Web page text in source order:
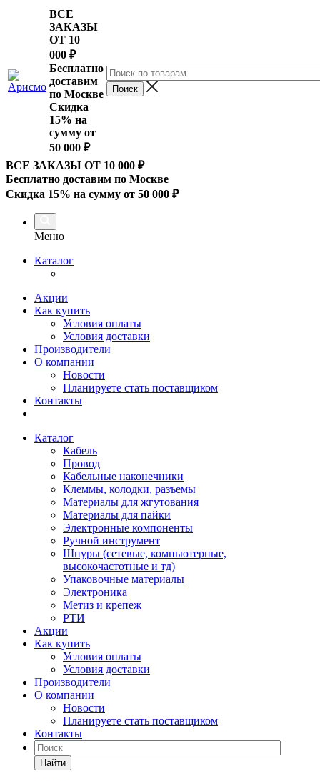
ВСЕ
ЗАКАЗЫ
ОТ 10
000 ₽
Бесплатно
доставим
по Москве
Скидка
15% на
сумму от
50 000 ₽
ВСЕ ЗАКАЗЫ ОТ 10 000 ₽
Бесплатно доставим по Москве
Скидка 15% на сумму от 50 000 ₽
Меню
Каталог
Акции
Как купить
Условия оплаты
Условия доставки
Производители
О компании
Новости
Планируете стать поставщиком
Контакты
Каталог
Кабель
Провод
Кабельные наконечники
Клеммы, колодки, разъемы
Материалы для жгутования
Материалы для пайки
Электронные компоненты
Ручной инструмент
Шнуры (сетевые, компьютерные,
высокочастотные и тд)
Упаковочные материалы
Электроника
Метиз и крепеж
РТИ
Акции
Как купить
Условия оплаты
Условия доставки
Производители
О компании
Новости
Планируете стать поставщиком
Контакты
Найти